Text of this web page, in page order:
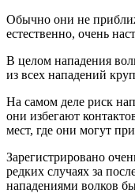
Обычно они не
естественно, очень
В целом нападения
из всех нападений
На самом деле риск
они избегают
мест, где они могут
Зарегистрировано
редких случаях за
нападениями волков